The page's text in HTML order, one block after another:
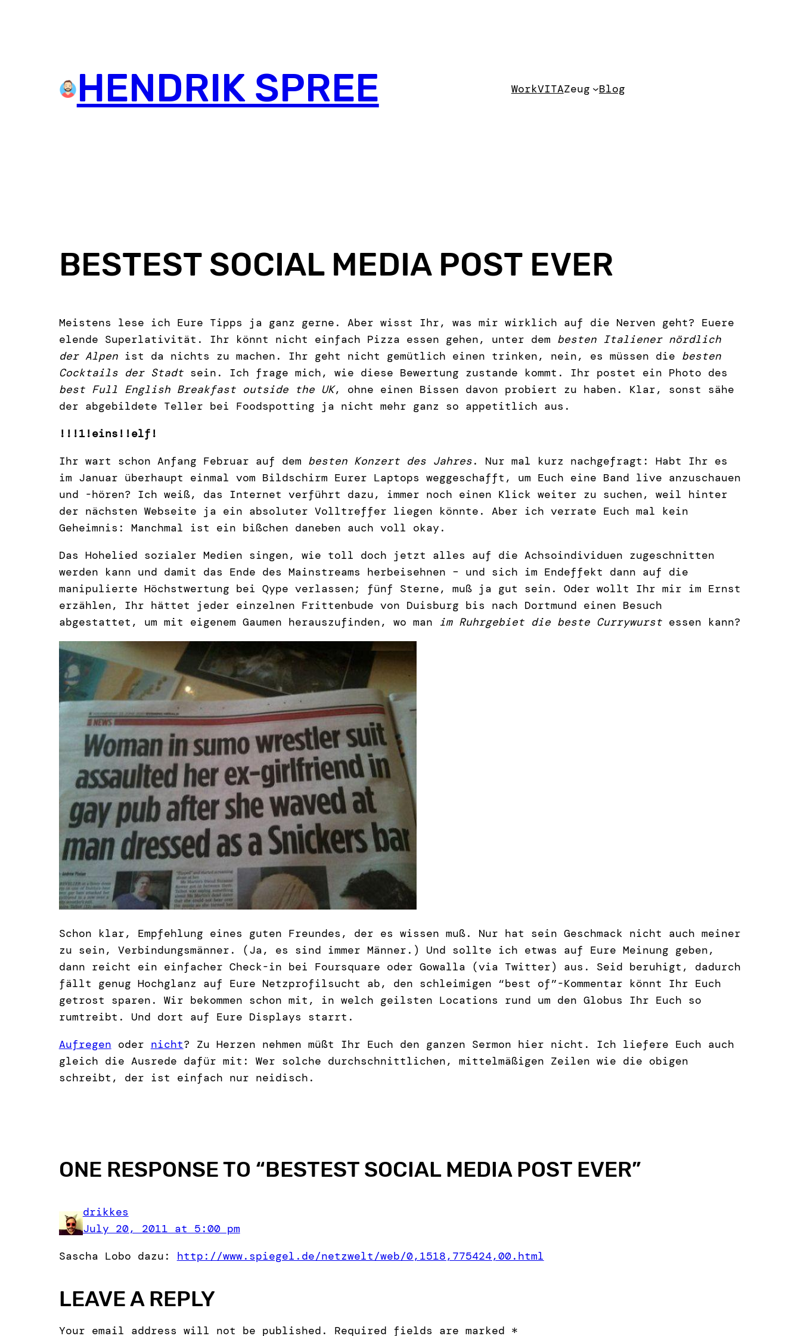
HENDRIK SPREE WorkVITAZeug Blog
BESTEST SOCIAL MEDIA POST EVER
Meistens lese ich Eure Tipps ja ganz gerne. Aber wisst Ihr, was mir wirklich auf die Nerven geht? Euere
elende Superlativität. Ihr könnt nicht einfach Pizza essen gehen, unter dem besten Italiener nördlich
der Alpenist da nichts zu machen. Ihr geht nicht gemütlich einen trinken, nein, es müssen die besten
Cocktails der Stadtsein. Ich frage mich, wie diese Bewertung zustande kommt. Ihr postet ein Photo des
best Full English Breakfast outside the UK, ohne einen Bissen davon probiert zu haben. Klar, sonst sähe
der abgebildete Teller bei Foodspotting ja nicht mehr ganz so appetitlich aus.
!!!1!eins!!elf!
Ihr wart schon Anfang Februar auf dem besten Konzert des Jahres. Nur mal kurz nachgefragt: Habt Ihr es
im Januar überhaupt einmal vom Bildschirm Eurer Laptops weggeschafft, um Euch eine Band live anzuschauen
und -hören? Ich weiß, das Internet verführt dazu, immer noch einen Klick weiter zu suchen, weil hinter
der nächsten Webseite ja ein absoluter Volltreffer liegen könnte. Aber ich verrate Euch mal kein
Geheimnis: Manchmal ist ein bißchen daneben auch voll okay.
Das Hohelied sozialer Medien singen, wie toll doch jetzt alles auf die Achsoindividuen zugeschnitten
werden kann und damit das Ende des Mainstreams herbeisehnen – und sich im Endeffekt dann auf die
manipulierte Höchstwertung bei Qype verlassen; fünf Sterne, muß ja gut sein. Oder wollt Ihr mir im Ernst
erzählen, Ihr hättet jeder einzelnen Frittenbude von Duisburg bis nach Dortmund einen Besuch
abgestattet, um mit eigenem Gaumen herauszufinden, wo man im Ruhrgebiet die beste Currywurstessen kann?
Schon klar, Empfehlung eines guten Freundes, der es wissen muß. Nur hat sein Geschmack nicht auch meiner
zu sein, Verbindungsmänner. (Ja, es sind immer Männer.) Und sollte ich etwas auf Eure Meinung geben,
dann reicht ein einfacher Check-in bei Foursquare oder Gowalla (via Twitter) aus. Seid beruhigt, dadurch
fällt genug Hochglanz auf Eure Netzprofilsucht ab, den schleimigen “best of”-Kommentar könnt Ihr Euch
getrost sparen. Wir bekommen schon mit, in welch geilsten Locations rund um den Globus Ihr Euch so
rumtreibt. Und dort auf Eure Displays starrt.
Aufregen oder nicht? Zu Herzen nehmen müßt Ihr Euch den ganzen Sermon hier nicht. Ich liefere Euch auch
gleich die Ausrede dafür mit: Wer solche durchschnittlichen, mittelmäßigen Zeilen wie die obigen
schreibt, der ist einfach nur neidisch.
ONE RESPONSE TO “BESTEST SOCIAL MEDIA POST EVER”
drikkes
July 20, 2011 at 5:00 pm
Sascha Lobo dazu: http://www.spiegel.de/netzwelt/web/0,1518,775424,00.html
LEAVE A REPLY
Your email address will not be published. Required fields are marked *